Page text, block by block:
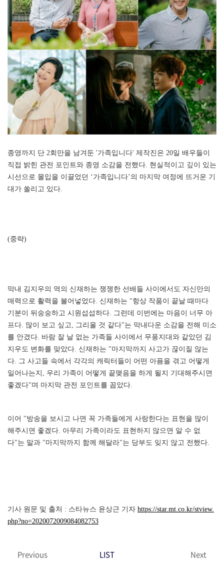
종영까지 단 2회만을 남겨둔 '가족입니다' 제작진은 20일 배우들이
직접 밝힌 관전 포인트와 종영 소감을 전했다. 현실적이고 깊이 있는
시선으로 몰입을 이끌었던 ‘가족입니다’의 마지막 여정에 뜨거운 기
대가 쏠리고 있다.
(중략)
막내 김지우의 역의 신재하는 쟁쟁한 선배들 사이에서도 자신만의
매력으로 활력을 불어넣었다. 신재하는 "항상 작품이 끝날 때마다
기분이 뒤숭숭하고 시원섭섭하다. 그런데 이번에는 마음이 너무 아
프다. 많이 보고 싶고, 그리울 것 같다"는 막내다운 소감을 전해 미소
를 안겼다. 바람 잘 날 없는 가족들 사이에서 무풍지대와 같았던 김
지우도 변화를 맞았다. 신재하는 "마지막까지 사고가 끊이질 않는
다. 그 사고들 속에서 각각의 캐릭터들이 어떤 아픔을 겪고 어떻게
일어나는지, 우리 가족이 어떻게 끝맺음을 하게 될지 기대해주시면
좋겠다"며 마지막 관전 포인트를 꼽았다.
이어 "방송을 보시고 나면 꼭 가족들에게 사랑한다는 표현을 많이
해주시면 좋겠다. 아무리 가족이라도 표현하지 않으면 알 수 없
다"는 말과 "마지막까지 함께 해달라"는 당부도 잊지 않고 전했다.
기사 원문 및 출처 : 스타뉴스 윤상근 기자 https://star.mt.co.kr/stview.
php?no=2020072009084082753
Previous LIST Next